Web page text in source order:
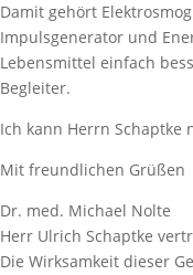
Damit gehört
Impulsgenerator und
Lebensmittel einfach
Begleiter.
Ich kann Herrn
Mit freundlichen Grüßen
Dr. med. Michael Nolte
Herr Ulrich Schaptke
Die Wirksamkeit dieser